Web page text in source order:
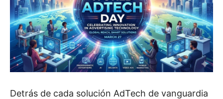
Detrás de cada solución AdTech de vanguardia